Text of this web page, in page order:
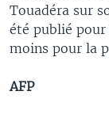
Touadéra sur
été publié
moins pour la
AFP